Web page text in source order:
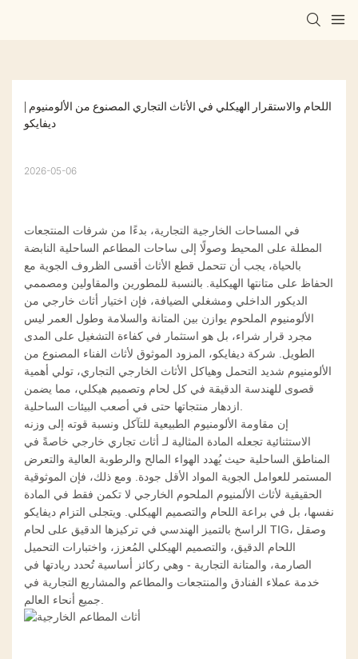
اللحام والاستقرار الهيكلي في الأثاث التجاري المصنوع من الألومنيوم |
ديفايكو
2026-05-06
في المساحات الخارجية التجارية، بدءًا من شرفات المنتجعات
المطلة على المحيط وصولًا إلى ساحات المطاعم الساحلية النابضة
بالحياة، يجب أن تتحمل قطع الأثاث أقسى الظروف الجوية مع
الحفاظ على متانتها الهيكلية. بالنسبة للمطورين والمقاولين ومصممي
الديكور الداخلي ومشغلي الضيافة، فإن اختيار أثاث خارجي من
الألومنيوم الملحوم يوازن بين المتانة والسلامة وطول العمر ليس
مجرد قرار شراء، بل هو استثمار في كفاءة التشغيل على المدى
الطويل. شركة ديفايكو، المزود الموثوق لأثاث الفناء المصنوع من
الألومنيوم شديد التحمل وهياكل الأثاث الخارجي التجاري، تولي أهمية
قصوى للهندسة الدقيقة في كل لحام وتصميم هيكلي، مما يضمن
ازدهار منتجاتها حتى في أصعب البيئات الساحلية.
إن مقاومة الألومنيوم الطبيعية للتآكل ونسبة قوته إلى وزنه
الاستثنائية تجعله المادة المثالية لـأثاث تجاري خارجي خاصةً في
المناطق الساحلية حيث يُهدد الهواء المالح والرطوبة العالية والتعرض
المستمر للعوامل الجوية المواد الأقل جودة. ومع ذلك، فإن الموثوقية
الحقيقية لأثاث الألمنيوم الملحوم الخارجي لا تكمن فقط في المادة
نفسها، بل في براعة اللحام والتصميم الهيكلي. ويتجلى التزام ديفايكو
الراسخ بالتميز الهندسي في تركيزها الدقيق على لحام TIG، وصقل
اللحام الدقيق، والتصميم الهيكلي المُعزز، واختبارات التحميل
الصارمة، والمتانة التجارية - وهي ركائز أساسية تُحدد ريادتها في
خدمة عملاء الفنادق والمنتجعات والمطاعم والمشاريع التجارية في
جميع أنحاء العالم.